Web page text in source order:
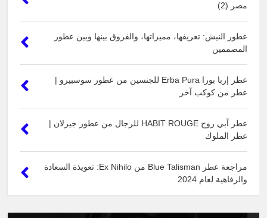
مصر (2)
عطور النيش: تعريفها، مميزاتها، والفروق بينها وبين عطور
المصممين
عطر إربا بورا Erba Pura للجنسين من عطور سوسبيرو |
عطر من كوكب آخر
عطر آبي روج HABIT ROUGE للرجال من عطور جيرلان |
عطر الملوك
مراجعة عطر Blue Talisman من Ex Nihilo: تعويذة السعادة
والرفاهية لعام 2024